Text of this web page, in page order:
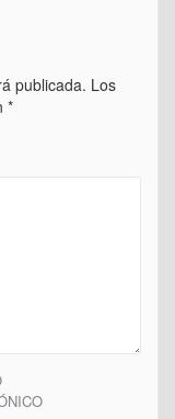
publicada. Los
*